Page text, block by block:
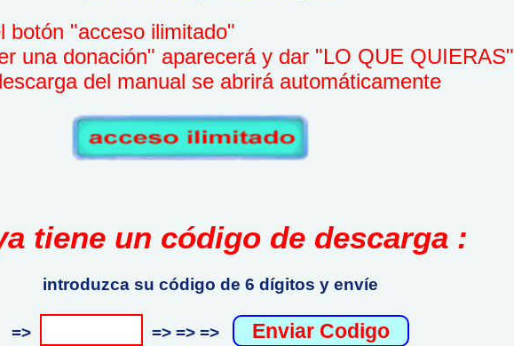
"acceso ilimitado"
donación" aparecerá y dar "LO QUE QUIERAS"
del manual se abrirá automáticamente
tiene un código de descarga :
introduzca su código de 6 dígitos y envíe
=> => => =>